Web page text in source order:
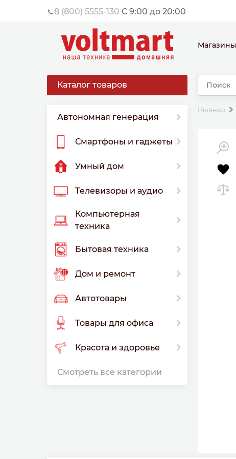
8 (800) 5555-130 С 9:00 до 20:00
Магазины
Каталог товаров
Автономная генерация
Смартфоны и гаджеты
Умный дом
Телевизоры и аудио
Компьютерная
техника
Бытовая техника
Дом и ремонт
Автотовары
Товары для офиса
Красота и здоровье
Смотреть все категории
Главная